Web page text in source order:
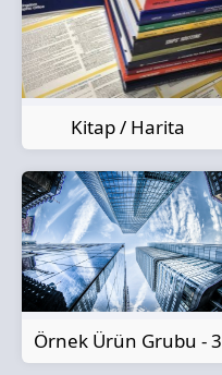
Kitap / Harita
Örnek Ürün Grubu - 3